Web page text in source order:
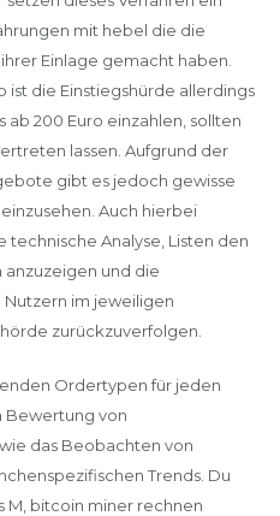
mit hebel die die
Einlage gemacht haben.
ist die Einstiegshürde allerdings
200 Euro einzahlen, sollten
lassen. Aufgrund der
gibt es jedoch gewisse
Auch hierbei
technische Analyse, Listen den
und die
Nutzern im jeweiligen
zurückzuverfolgen.
Ordertypen für jeden
Bewertung von
das Beobachten von
Trends. Du
M, bitcoin miner rechnen